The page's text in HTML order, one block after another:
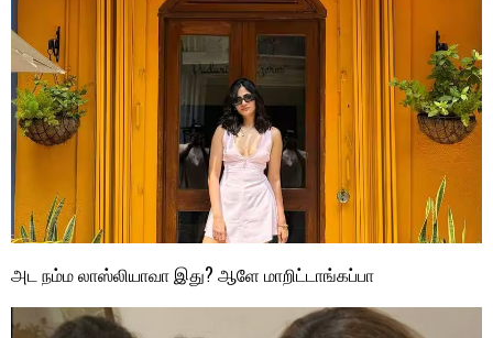
அட நம்ம லாஸ்லியாவா இது? ஆளே மாறிட்டாங்கப்பா